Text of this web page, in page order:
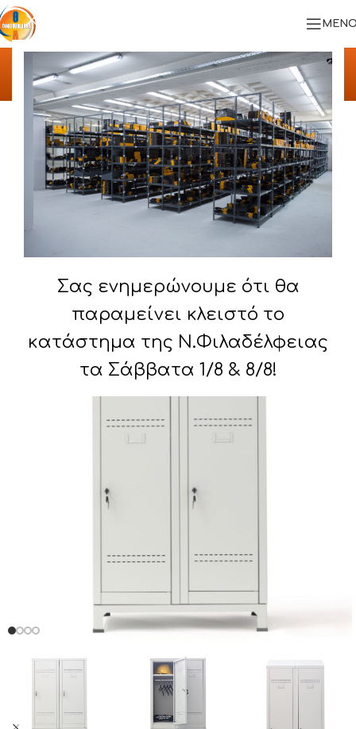
Σας ενημερώνουμε ότι θα
παραμείνει κλειστό το
κατάστημα της Ν.Φιλαδέλφειας
τα Σάββατα 1/8 & 8/8!
Αρχική σελίδα/ΠΡΟΪΟΝΤΑ/
ΙΜΑΤΙΟΘΗΚΕΣ & ΠΑΓΚΟΙ ΑΠΟΔΥΤΗΡΙΩΝ